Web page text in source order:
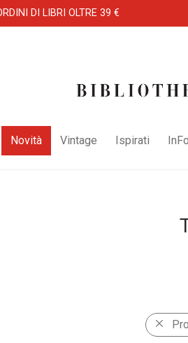
DI LIBRI OLTRE 39 €
Novità Vintage Ispirati